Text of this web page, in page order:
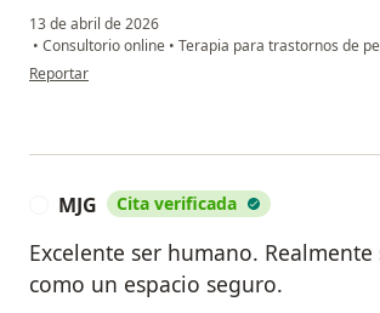
13 de abril de 2026
• Consultorio online • Terapia para trastornos de
en opinión del usuario Marisol
Reportar
MJG Cita verificada
Excelente ser humano. Realmente
como un espacio seguro.